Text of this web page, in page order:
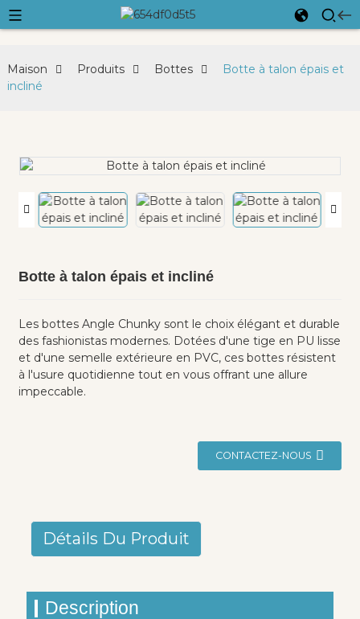
Maison Produits Bottes
Botte à talon épais et
incliné
Botte à talon épais et incliné
Les bottes Angle Chunky sont le choix élégant et durable
des fashionistas modernes. Dotées d'une tige en PU lisse
et d'une semelle extérieure en PVC, ces bottes résistent
à l'usure quotidienne tout en vous offrant une allure
impeccable.
CONTACTEZ-NOUS
Détails Du Produit
Description